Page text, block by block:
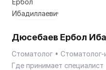
Дюсебаев Ербол
Стоматолог
Стоматолог-
Где принимает специалист